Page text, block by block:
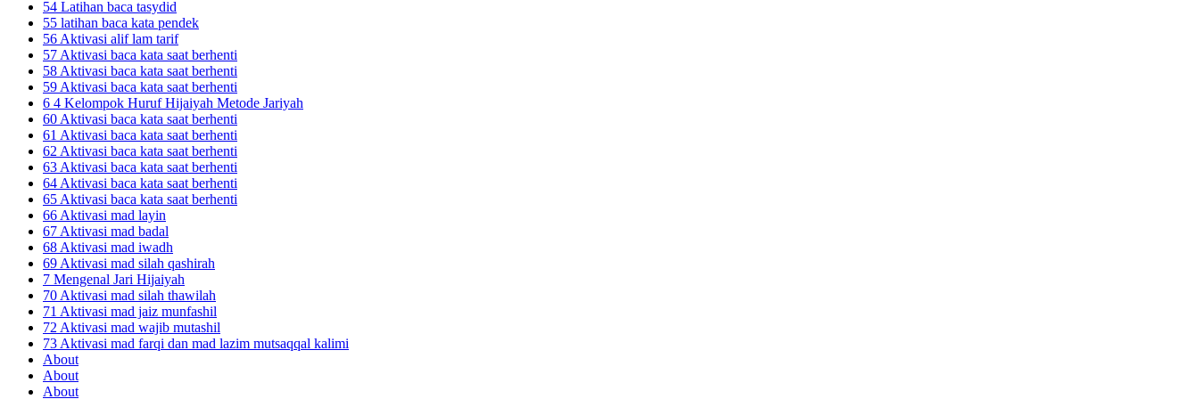
54 Latihan baca tasydid
55 latihan baca kata pendek
56 Aktivasi alif lam tarif
57 Aktivasi baca kata saat berhenti
58 Aktivasi baca kata saat berhenti
59 Aktivasi baca kata saat berhenti
6 4 Kelompok Huruf Hijaiyah Metode Jariyah
60 Aktivasi baca kata saat berhenti
61 Aktivasi baca kata saat berhenti
62 Aktivasi baca kata saat berhenti
63 Aktivasi baca kata saat berhenti
64 Aktivasi baca kata saat berhenti
65 Aktivasi baca kata saat berhenti
66 Aktivasi mad layin
67 Aktivasi mad badal
68 Aktivasi mad iwadh
69 Aktivasi mad silah qashirah
7 Mengenal Jari Hijaiyah
70 Aktivasi mad silah thawilah
71 Aktivasi mad jaiz munfashil
72 Aktivasi mad wajib mutashil
73 Aktivasi mad farqi dan mad lazim mutsaqqal kalimi
About
About
About